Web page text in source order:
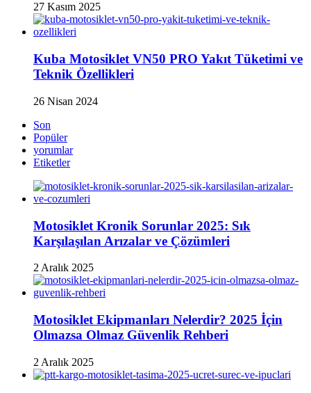
27 Kasım 2025
Kuba Motosiklet VN50 PRO Yakıt Tüketimi ve
Teknik Özellikleri
26 Nisan 2024
Son
Popüler
yorumlar
Etiketler
Motosiklet Kronik Sorunlar 2025: Sık
Karşılaşılan Arızalar ve Çözümleri
2 Aralık 2025
Motosiklet Ekipmanları Nelerdir? 2025 İçin
Olmazsa Olmaz Güvenlik Rehberi
2 Aralık 2025